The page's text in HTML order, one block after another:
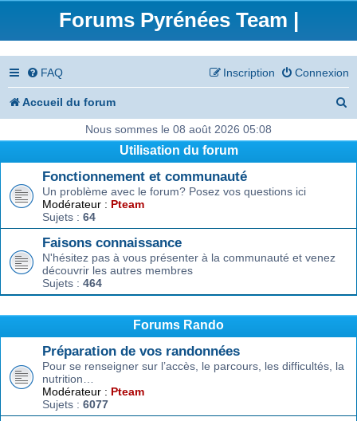
Forums Pyrénées Team |
FAQ Connexion
Inscription
Accueil du forum
e
Nous sommes le 08 août 2026 05:08
Utilisation du forum
Fonctionnement et communauté
Un problème avec le forum? Posez vos questions ici
Modérateur : Pteam
Sujets : 64
Faisons connaissance
N'hésitez pas à vous présenter à la communauté et venez
découvrir les autres membres
Sujets : 464
Forums Rando
Préparation de vos randonnées
Pour se renseigner sur l’accès, le parcours, les difficultés, la
nutrition…
Modérateur : Pteam
Sujets : 6077